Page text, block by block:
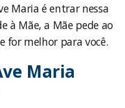
Maria é entrar nessa
à Mãe, a Mãe pede ao
for melhor para você.
Maria